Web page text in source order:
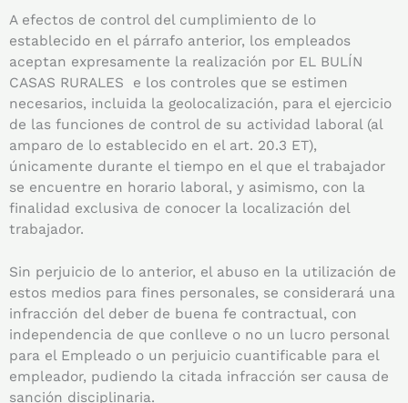
A efectos de control del cumplimiento de lo
establecido en el párrafo anterior, los empleados
aceptan expresamente la realización por EL BULÍN
CASAS RURALES e los controles que se estimen
necesarios, incluida la geolocalización, para el ejercicio
de las funciones de control de su actividad laboral (al
amparo de lo establecido en el art. 20.3 ET),
únicamente durante el tiempo en el que el trabajador
se encuentre en horario laboral, y asimismo, con la
finalidad exclusiva de conocer la localización del
trabajador.
Sin perjuicio de lo anterior, el abuso en la utilización de
estos medios para fines personales, se considerará una
infracción del deber de buena fe contractual, con
independencia de que conlleve o no un lucro personal
para el Empleado o un perjuicio cuantificable para el
empleador, pudiendo la citada infracción ser causa de
sanción disciplinaria.